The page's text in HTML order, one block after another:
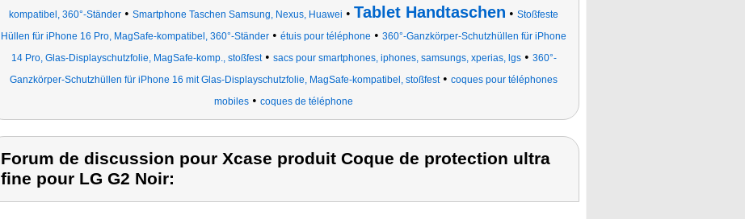
kompatibel, 360°-Ständer • Smartphone Taschen Samsung, Nexus, Huawei • Tablet Handtaschen • Stoßfeste
Hüllen für iPhone 16 Pro, MagSafe-kompatibel, 360°-Ständer • étuis pour téléphone • 360°-Ganzkörper-Schutzhüllen für iPhone
14 Pro, Glas-Displayschutzfolie, MagSafe-komp., stoßfest• sacs pour smartphones, iphones, samsungs, xperias, lgs• 360°-
Ganzkörper-Schutzhüllen für iPhone 16 mit Glas-Displayschutzfolie, MagSafe-kompatibel, stoßfest• coques pour téléphones
mobiles • coques de téléphone
Forum de discussion pour Xcase produit Coque de protection ultra
fine pour LG G2 Noir: